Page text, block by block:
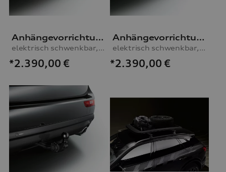
Anhängevorrichtung
elektrisch schwenkbar, inkl. E-Satz
*2.390,00 €
Anhängevorrichtung
elektrisch schwenkbar, inkl. E-Satz
*2.390,00 €